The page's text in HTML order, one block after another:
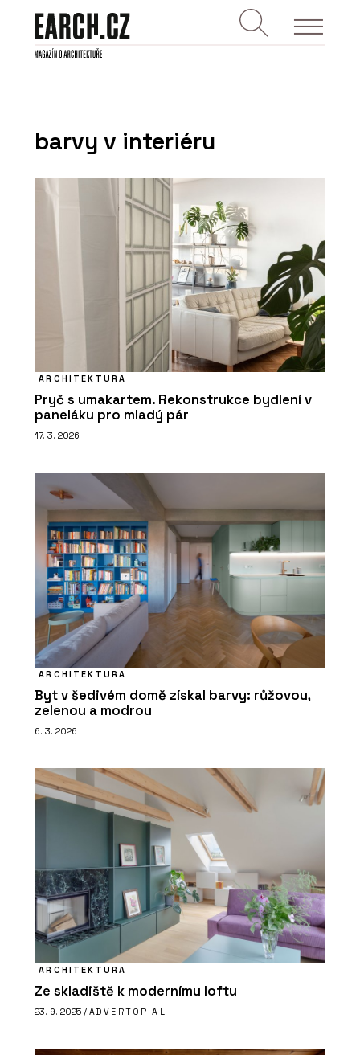
barvy v interiéru
ARCHITEKTURA
Pryč s umakartem. Rekonstrukce bydlení v
paneláku pro mladý pár
17. 3. 2026
ARCHITEKTURA
Byt v šedivém domě získal barvy: růžovou,
zelenou a modrou
6. 3. 2026
ARCHITEKTURA
Ze skladiště k modernímu loftu
23. 9. 2025 / ADVERTORIAL